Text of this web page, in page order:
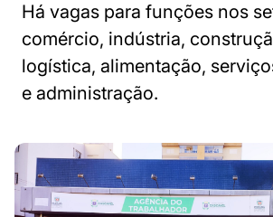
Há vagas para funções nos
comércio, indústria,
logística, alimentação,
e administração.